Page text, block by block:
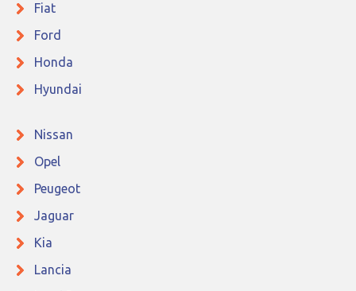
Fiat
Ford
Honda
Hyundai
Nissan
Opel
Peugeot
Jaguar
Kia
Lancia